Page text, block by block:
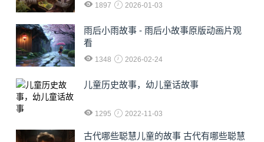
1897 2026-01-03
雨后小雨故事 - 雨后小故事原版动画片观
看
1348 2026-02-24
儿童历史故事，幼儿童话故事
1295 2022-11-03
古代哪些聪慧儿童的故事 古代有哪些聪慧